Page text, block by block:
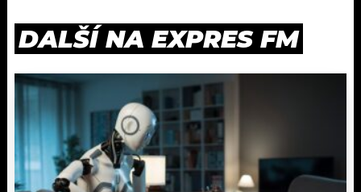
DALŠÍ NA EXPRES FM